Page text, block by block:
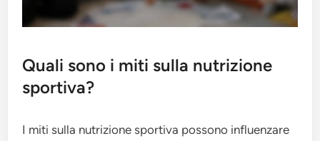
Quali sono i miti sulla nutrizione
sportiva?
I miti sulla nutrizione sportiva possono influenzare